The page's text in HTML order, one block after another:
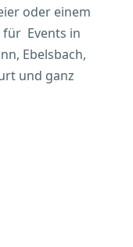
oder einem
für Events in
Ebelsbach,
und ganz